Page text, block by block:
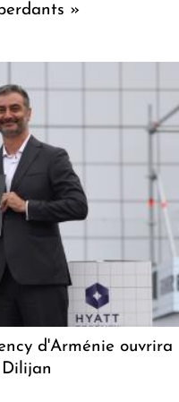
»
d'Arménie ouvrira
Dilijan